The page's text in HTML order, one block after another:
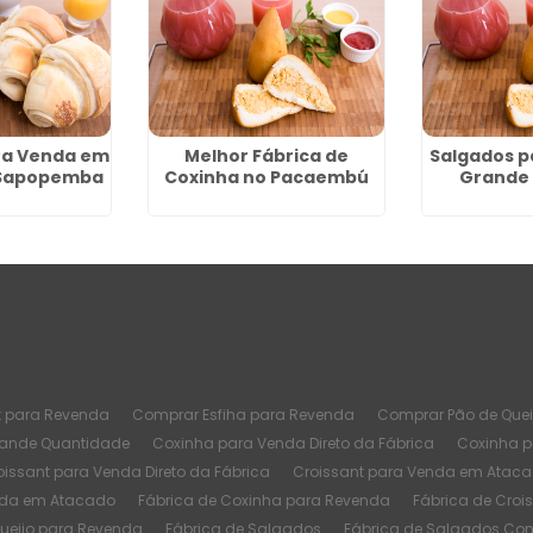
Venda em
Melhor Fábrica de
Coxinha no Pacaembú
Salgados
Grande
Revenda Comprar Esfiha para Revenda Comprar Pão de
Quantidade Coxinha para Venda Direto da Fábrica
Coxinha
para Venda Direto da Fábrica Croissant para Venda em
em Atacado Fábrica de Coxinha para Revenda
Fábrica de
para Revenda Fábrica de Salgados Fábrica de Salgados